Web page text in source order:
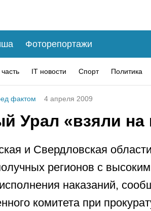
Фоторепортажи
IT новости Спорт Политика
фактом 4 апреля 2009
Урал «взяли на
и Свердловская
регионов с
наказаний,
комитета при